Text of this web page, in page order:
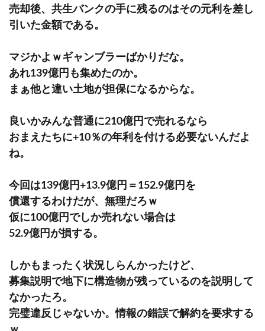
売却後、共生バンクの手に残るのはその元利を差し
引いた金額である。
マジかよｗギャンブラーばかりだな。
あれ139億円も集めたのか。
まぁ他と違い土地が担保になるからな。
良いかみんな普通に210億円で売れるなら
おまえたちに+10％の年利を付ける必要ないんだよ
ね。
今回は139億円+13.9億円＝152.9億円を
償還するわけだが、無理だろｗ
仮に100億円でしか売れない場合は
52.9億円が損する。
しかもまったく状況しらんかったけど、
募集説明で地下に構造物が残っているのを説明して
なかったろ。
完璧違反じゃないか。情報の錯誤で解約を要求する